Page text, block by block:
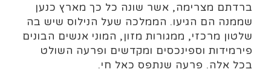
ברדתם מצרימה, אשר שונה כל כך מארץ כנען
שממנה הם הגיעו. הממלכה שעל הנילוס שיש בה
שלטון מרכזי, ממגורות מזון, המוני אנשים הבונים
פירמידות וספינכסים ומקדשים ופרעה השולט
בכל אלה. פרעה שנתפס כאל חי.